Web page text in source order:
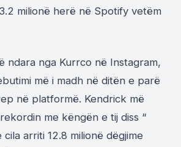
milionë herë në Spotify vetëm
ndara nga Kurrco në Instagram,
më i madh në ditën e parë
në platformë. Kendrick më
me këngën e tij diss “
cila arriti 12.8 milionë dëgjime